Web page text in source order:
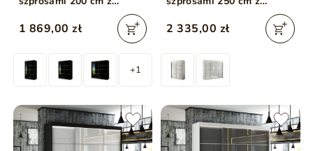
oświetleniem LED Ponti
Czarna
1 869,00 zł
+1
oświetleniem LED Ponti
Biała
2 335,00 zł